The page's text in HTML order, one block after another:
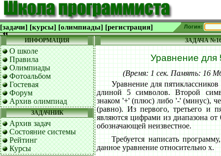
[задачи] [курсы] [олимпиады] [регистрация] Логин:
ИНФОРМАЦИЯ
О школе
Правила
Олимпиады
Фотоальбом
Гостевая
Форум
Архив олимпиад
ЗАДАЧНИК
Архив задач
Состояние системы
Рейтинг
Курсы
ЗАДАЧА
Уравнение для
(Время: 1 сек. Память: 16
Уравнение для пятиклассников
длиной 5 символов. Второй
знаком '+' (плюс) либо '-' (минус),
(равно). Из первого, третьего и
являются цифрами из диапазона
обозначающей неизвестное.
Требуется написать
данное уравнение относительно x.